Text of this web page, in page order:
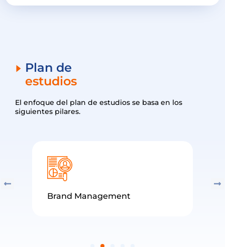
Plan de
estudios
El enfoque del plan de estudios se basa en los
siguientes pilares.
Brand Management